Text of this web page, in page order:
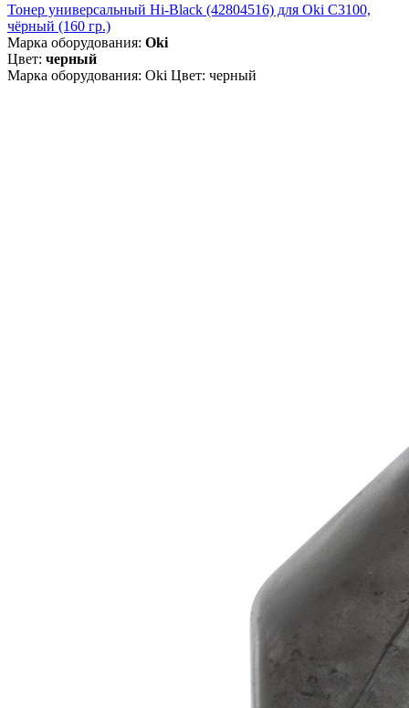
Тонер универсальный Hi-Black (42804516) для Oki С3100,
чёрный (160 гр.)
Марка оборудования: Oki
Цвет: черный
Марка оборудования: Oki Цвет: черный